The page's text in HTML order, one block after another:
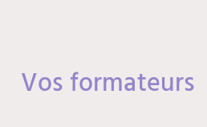
Vos formateurs